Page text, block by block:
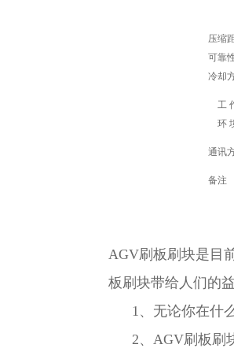
压缩
可靠
冷却
工
环
通讯
备注
AGV刷板刷块是目
板刷块带给人们的
1、无论你在什么
2、AGV刷板刷块